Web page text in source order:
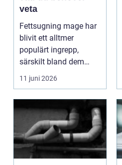
veta
Fettsugning mage har
blivit ett alltmer
populärt ingrepp,
särskilt bland dem
som önskar forma och
fö...
11 juni 2026